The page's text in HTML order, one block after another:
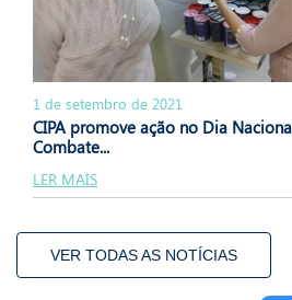
1 de setembro de 2021
CIPA promove ação no Dia
Combate...
LER MAIS
VER TODAS AS NOTÍCIAS